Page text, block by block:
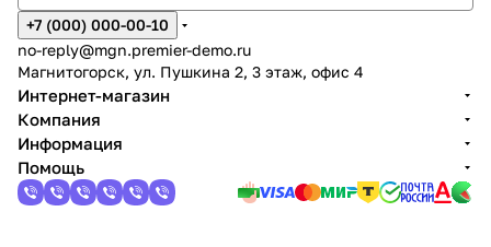
+7 (000) 000-00-10
no-reply@mgn.premier-demo.ru
Магнитогорск, ул. Пушкина 2, 3 этаж, офис 4
Интернет-магазин
Компания
Информация
Помощь